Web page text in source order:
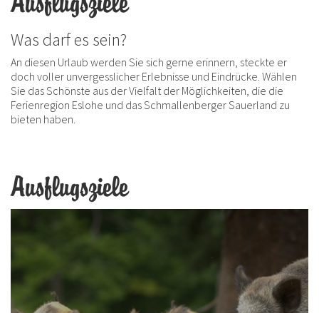
Was darf es sein?
An diesen Urlaub werden Sie sich gerne erinnern, steckte er
doch voller unvergesslicher Erlebnisse und Eindrücke. Wählen
Sie das Schönste aus der Vielfalt der Möglichkeiten, die die
Ferienregion Eslohe und das Schmallenberger Sauerland zu
bieten haben.
Ausflugsziele